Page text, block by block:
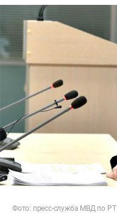
Фото: пресс-служба МВД по РТ